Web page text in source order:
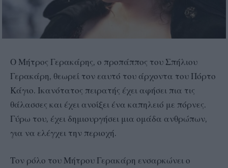
Ο Μήτρος Γερακάρης, ο προπάππος του Σπήλιου
Γερακάρη, θεωρεί τον εαυτό του άρχοντα του Πόρτο
Κάγιο. Ικανότατος πειρατής έχει αφήσει πια τις
θάλασσες και έχει ανοίξει ένα καπηλειό με πόρνες.
Γύρω του, έχει δημιουργήσει μια ομάδα ανθρώπων,
για να ελέγχει την περιοχή.
Τον ρόλο του Μήτρου Γερακάρη ενσαρκώνει ο